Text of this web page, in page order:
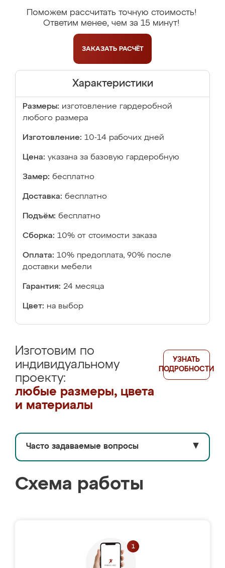
Поможем рассчитать точную стоимость!
Ответим менее, чем за 15 минут!
ЗАКАЗАТЬ РАСЧЁТ
Характеристики
Размеры: изготовление гардеробной
любого размера
Изготовление: 10-14 рабочих дней
Цена: указана за базовую гардеробную
Замер: бесплатно
Доставка: бесплатно
Подъём: бесплатно
Сборка: 10% от стоимости заказа
Оплата: 10% предоплата, 90% после
доставки мебели
Гарантия: 24 месяца
Цвет: на выбор
Изготовим по
индивидуальному
проекту:
любые размеры, цвета
и материалы
УЗНАТЬ
ПОДРОБНОСТИ
Часто задаваемые вопросы ▼
Схема работы